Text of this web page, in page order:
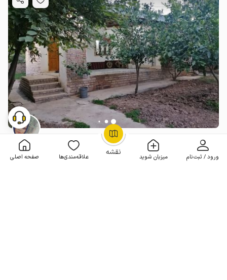
نقشه ورود / ثبت‌نام میزبان شوید علاقه‌مندی‌ها صفحه اصلی
OpenStreetMap
اجاره خانه روستایی در مینودشت
بدون خواب . 60 متر . تا 7 مهمان
1٬600٬000
تومان